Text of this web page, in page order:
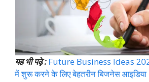
यह भी पढ़े : Future Business Ideas
में शुरू करने के लिए बेहतरीन बिजनेस आइडिया